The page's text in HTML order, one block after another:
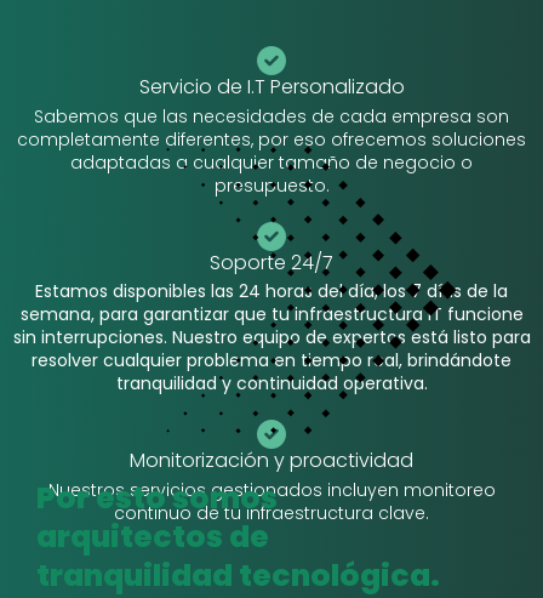
Servicio de I.T Personalizado
Sabemos que las necesidades de cada empresa son
completamente diferentes, por eso ofrecemos soluciones
adaptadas a cualquier tamaño de negocio o
presupuesto.
Soporte 24/7
Estamos disponibles las 24 horas del día, los 7 días de la
semana, para garantizar que tu infraestructura IT funcione
sin interrupciones. Nuestro equipo de expertos está listo para
resolver cualquier problema en tiempo real, brindándote
tranquilidad y continuidad operativa.
Monitorización y proactividad
Nuestros servicios gestionados incluyen monitoreo
continuo de tu infraestructura clave.
Por esto somos
arquitectos de
tranquilidad tecnológica.